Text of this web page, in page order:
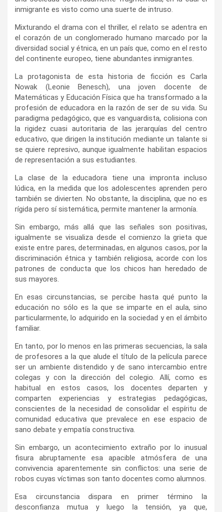
inmigrante es visto como una suerte de intruso.
Mixturando el drama con el thriller, el relato se adentra en
el corazón de un conglomerado humano marcado por la
diversidad social y étnica, en un país que, como en el resto
del continente europeo, tiene abundantes inmigrantes.
La protagonista de esta historia de ficción es Carla
Nowak (Leonie Benesch), una joven docente de
Matemáticas y Educación Física que ha transformado a la
profesión de educadora en la razón de ser de su vida. Su
paradigma pedagógico, que es vanguardista, colisiona con
la rigidez cuasi autoritaria de las jerarquías del centro
educativo, que dirigen la institución mediante un talante si
se quiere represivo, aunque igualmente habilitan espacios
de representación a sus estudiantes.
La clase de la educadora tiene una impronta incluso
lúdica, en la medida que los adolescentes aprenden pero
también se divierten. No obstante, la disciplina, que no es
rígida pero sí sistemática, permite mantener la armonía.
Sin embargo, más allá que las señales son positivas,
igualmente se visualiza desde el comienzo la grieta que
existe entre pares, determinadas, en algunos casos, por la
discriminación étnica y también religiosa, acorde con los
patrones de conducta que los chicos han heredado de
sus mayores.
En esas circunstancias, se percibe hasta qué punto la
educación no sólo es la que se imparte en el aula, sino
particularmente, lo adquirido en la sociedad y en el ámbito
familiar.
En tanto, por lo menos en las primeras secuencias, la sala
de profesores a la que alude el título de la película parece
ser un ambiente distendido y de sano intercambio entre
colegas y con la dirección del colegio. Allí, como es
habitual en estos casos, los docentes departen y
comparten experiencias y estrategias pedagógicas,
conscientes de la necesidad de consolidar el espíritu de
comunidad educativa que prevalece en ese espacio de
sano debate y empatía constructiva.
Sin embargo, un acontecimiento extraño por lo inusual
fisura abruptamente esa apacible atmósfera de una
convivencia aparentemente sin conflictos: una serie de
robos cuyas víctimas son tanto docentes como alumnos.
Esa circunstancia dispara en primer término la
desconfianza mutua y luego la tensión, ya que,